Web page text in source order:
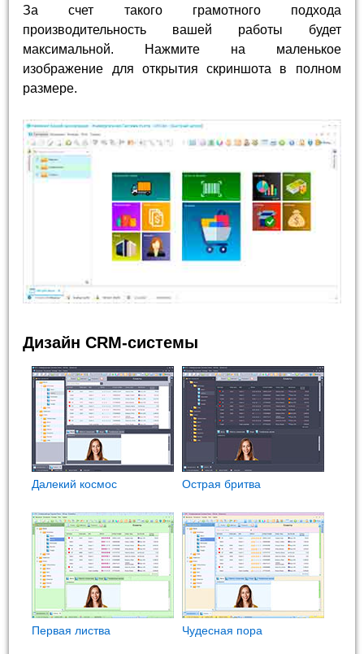
За счет такого грамотного подхода
производительность вашей работы будет
максимальной. Нажмите на маленькое
изображение для открытия скриншота в полном
размере.
Дизайн CRM-системы
Далекий космос Острая бритва
Первая листва Чудесная пора